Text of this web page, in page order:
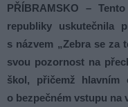
PŘÍBRAMSKO –
republiky uskutečnila
s názvem „Zebra se za
svou pozornost na
škol, přičemž hlavním
o bezpečném vstupu na